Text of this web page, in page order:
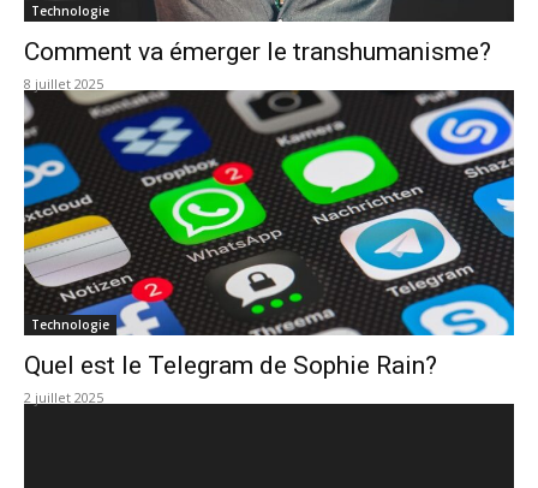
Technologie
Comment va émerger le transhumanisme?
8 juillet 2025
Technologie
Quel est le Telegram de Sophie Rain?
2 juillet 2025